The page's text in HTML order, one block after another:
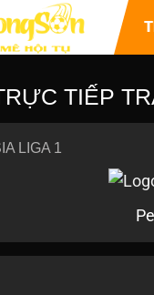
TIẾP
LIGA 1